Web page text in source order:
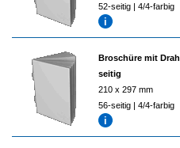
52-seitig | 4/4-farbig
Broschüre mit
seitig
210 x 297 mm
56-seitig | 4/4-farbig